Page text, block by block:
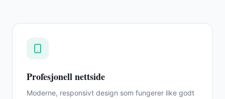
Profesjonell nettside
Moderne, responsivt design som fungerer like godt